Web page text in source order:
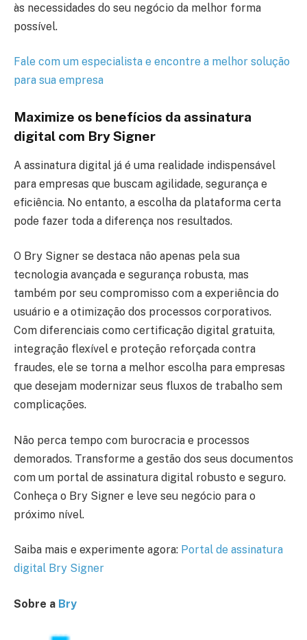
às necessidades do seu negócio da melhor forma
possível.
Fale com um especialista e encontre a melhor solução
para sua empresa
Maximize os benefícios da assinatura
digital com Bry Signer
A assinatura digital já é uma realidade indispensável
para empresas que buscam agilidade, segurança e
eficiência. No entanto, a escolha da plataforma certa
pode fazer toda a diferença nos resultados.
O Bry Signer se destaca não apenas pela sua
tecnologia avançada e segurança robusta, mas
também por seu compromisso com a experiência do
usuário e a otimização dos processos corporativos.
Com diferenciais como certificação digital gratuita,
integração flexível e proteção reforçada contra
fraudes, ele se torna a melhor escolha para empresas
que desejam modernizar seus fluxos de trabalho sem
complicações.
Não perca tempo com burocracia e processos
demorados. Transforme a gestão dos seus documentos
com um portal de assinatura digital robusto e seguro.
Conheça o Bry Signer e leve seu negócio para o
próximo nível.
Saiba mais e experimente agora: Portal de assinatura
digital Bry Signer
Sobre a Bry